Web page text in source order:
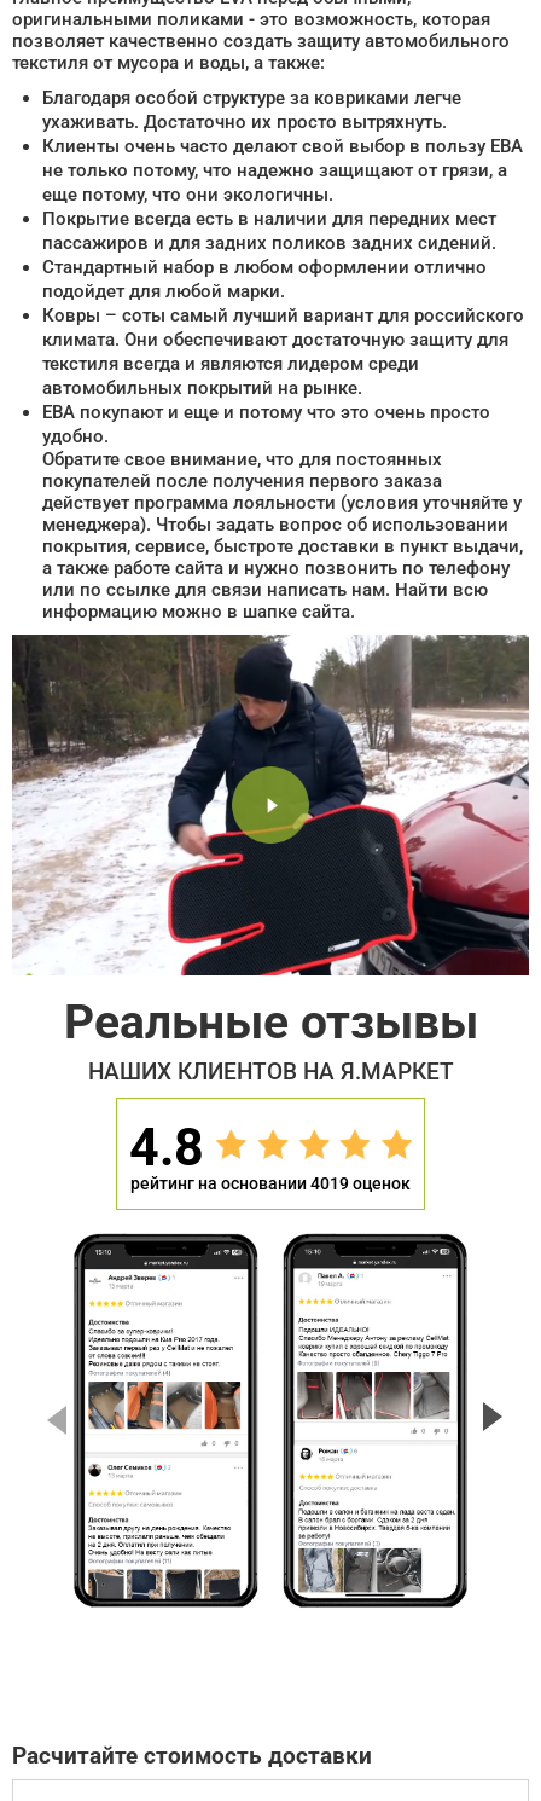
оригинальными поликами - это возможность, которая
позволяет качественно создать защиту автомобильного
текстиля от мусора и воды, а также:
Благодаря особой структуре за ковриками легче
ухаживать. Достаточно их просто вытряхнуть.
Клиенты очень часто делают свой выбор в пользу ЕВА
не только потому, что надежно защищают от грязи, а
еще потому, что они экологичны.
Покрытие всегда есть в наличии для передних мест
пассажиров и для задних поликов задних сидений.
Стандартный набор в любом оформлении отлично
подойдет для любой марки.
Ковры – соты самый лучший вариант для российского
климата. Они обеспечивают достаточную защиту для
текстиля всегда и являются лидером среди
автомобильных покрытий на рынке.
ЕВА покупают и еще и потому что это очень просто
удобно.
Обратите свое внимание, что для постоянных
покупателей после получения первого заказа
действует программа лояльности (условия уточняйте у
менеджера). Чтобы задать вопрос об использовании
покрытия, сервисе, быстроте доставки в пункт выдачи,
а также работе сайта и нужно позвонить по телефону
или по ссылке для связи написать нам. Найти всю
информацию можно в шапке сайта.
Реальные отзывы
НАШИХ КЛИЕНТОВ НА Я.МАРКЕТ
4.8
рейтинг на основании 4019 оценок
Расчитайте стоимость доставки